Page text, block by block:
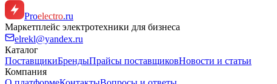
Proelectro.ru
Маркетплейс электротехники для бизнеса
elrekl@yandex.ru
Каталог
ПоставщикиБрендыПрайсы поставщиковНовости и статьи
Компания